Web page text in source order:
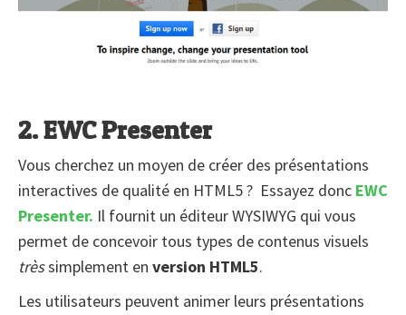
2. EWC Presenter
Vous cherchez un moyen de créer des présentations
interactives de qualité en HTML5 ? Essayez donc EWC
Presenter. Il fournit un éditeur WYSIWYG qui vous
permet de concevoir tous types de contenus visuels
trèssimplement en version HTML5.
Les utilisateurs peuvent animer leurs présentations